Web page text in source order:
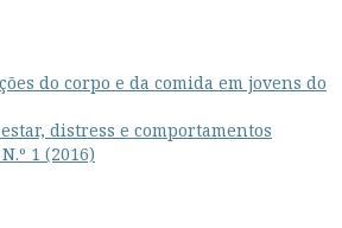
do corpo e da comida em jovens do
distress e comportamentos
1 (2016)